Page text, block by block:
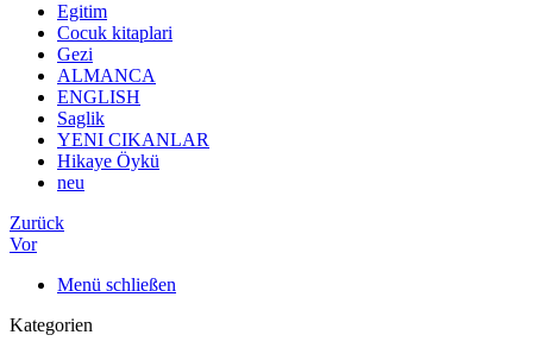
Egitim
Cocuk kitaplari
Gezi
ALMANCA
ENGLISH
Saglik
YENI CIKANLAR
Hikaye Öykü
neu
Zurück
Vor
Menü schließen
Kategorien